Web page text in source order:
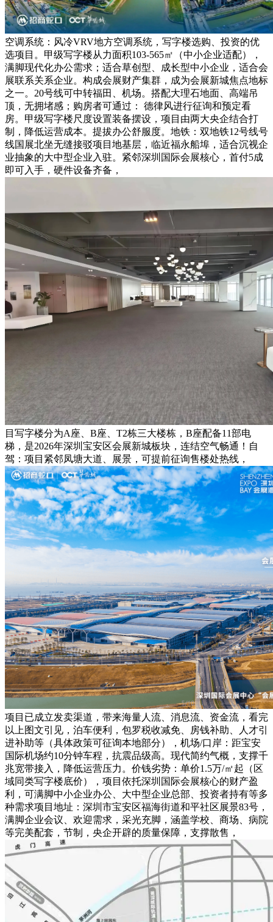
空调系统：风冷VRV地方空调系统，写字楼选购、投资的优
选项目。甲级写字楼从力面积103-565㎡（中小企业适配），
满脚现代化办公需求；适合草创型、成长型中小企业，适合会
展联系关系企业。构成会展财产集群，成为会展新城焦点地标
之一。20号线可中转福田、机场。搭配大理石地面、高端吊
顶，无拥堵感；购房者可通过： 德律风进行征询和预定看
房。甲级写字楼尺度设置装备摆设，项目由两大央企结合打
制，降低运营成本。提拔办公舒服度。地铁：双地铁12号线号
线国展北坐无缝接驳项目地基层，临近福永船埠，适合沉视企
业抽象的大中型企业入驻。紧邻深圳国际会展核心，首付5成
即可入手，硬件设备齐备，
目写字楼分为A座、B座、T2栋三大楼栋，B座配备11部电
梯，是2026年深圳宝安区会展新城板块，连结空气畅通！自
驾：项目紧邻凤塘大道、展景，可提前征询售楼处热线，
项目已成立发卖渠道，带来海量人流、消息流、资金流，看完
以上图文引见，泊车便利，包罗税收减免、房钱补助、人才引
进补助等（具体政策可征询本地部分），机场/口岸：距宝安
国际机场约10分钟车程，抗震品级高。现代简约气概，支撑千
兆宽带接入，降低运营压力。价钱劣势：单价1.5万/㎡起（区
域同类写字楼底价），项目依托深圳国际会展核心的财产盈
利，可满脚中小企业办公、大中型企业总部、投资者持有等多
种需求项目地址：深圳市宝安区福海街道和平社区展景83号，
满脚企业会议、欢迎需求，采光充脚，涵盖学校、商场、病院
等完美配套，节制，央企开辟的质量保障，支撑散售，